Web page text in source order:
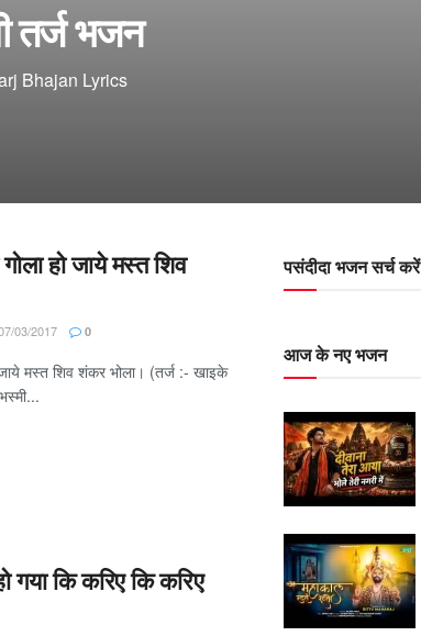
तर्ज भजन
Bhajan Lyrics
हो जाये मस्त शिव
03/2017 0
मस्त शिव शंकर भोला। (तर्ज :- खाइके
कि करिए कि करिए
पसंदीदा भजन सर्च करें
आज के नए भजन